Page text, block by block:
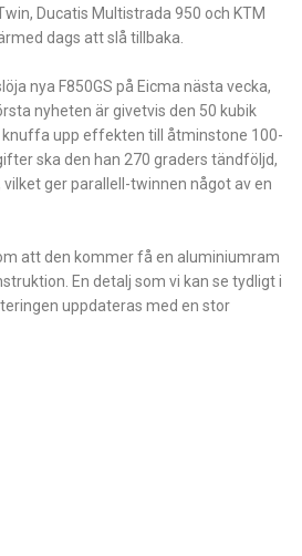
Ducatis Multistrada 950 och KTM
dags att slå tillbaka.
nya F850GS på Eicma nästa vecka,
nyheten är givetvis den 50 kubik
upp effekten till åtminstone 100-
ska den han 270 graders tändföljd,
ger parallell-twinnen något av en
att den kommer få en aluminiumram
En detalj som vi kan se tydligt i
uppdateras med en stor